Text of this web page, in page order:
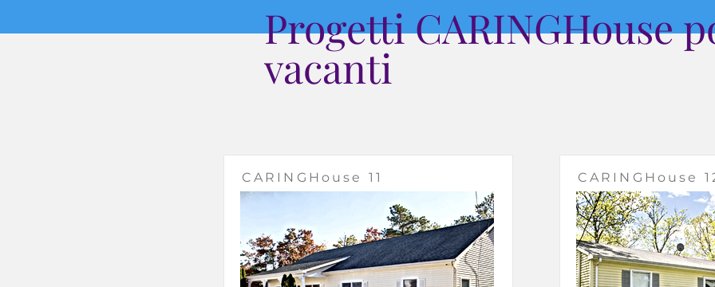
Progetti CARINGHouse
vacanti
CARINGHouse 11 CARINGHouse